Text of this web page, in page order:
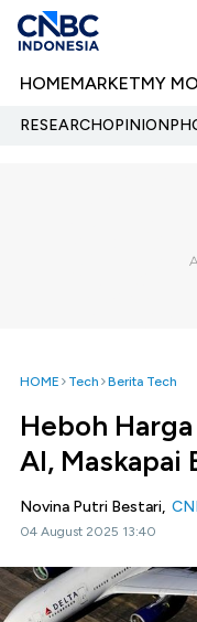
HOMEMARKETMY
RESEARCHOPINION
HOME Tech Berita Tech
Heboh
AI, Maskapai
Novina Putri Bestari,
04 August 2025 13:40